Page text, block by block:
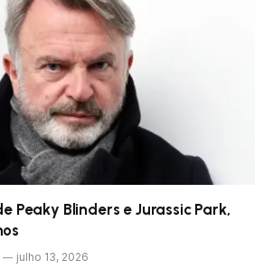
Peaky Blinders e Jurassic Park,
julho 13, 2026